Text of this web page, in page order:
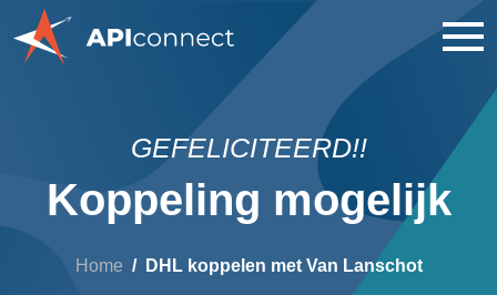
GEFELICITEERD!!
Koppeling mogelijk
Home DHL koppelen met Van Lanschot